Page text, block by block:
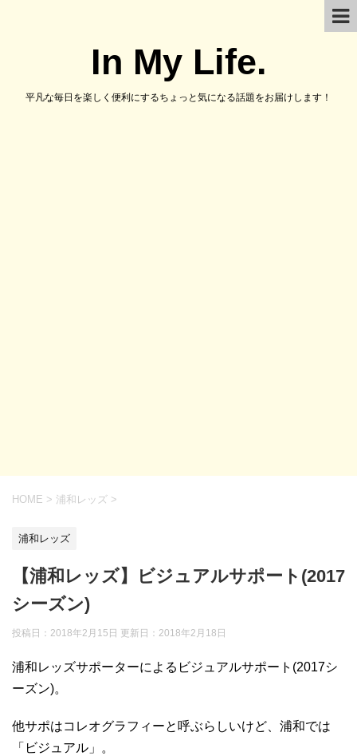
In My Life.
平凡な毎日を楽しく便利にするちょっと気になる話題をお届けします！
HOME > 浦和レッズ >
浦和レッズ
【浦和レッズ】ビジュアルサポート(2017
シーズン)
投稿日：2018年2月15日 更新日： 2018年2月18日
浦和レッズサポーターによるビジュアルサポート(2017シ
ーズン)。
他サポはコレオグラフィーと呼ぶらしいけど、浦和では
「ビジュアル」。